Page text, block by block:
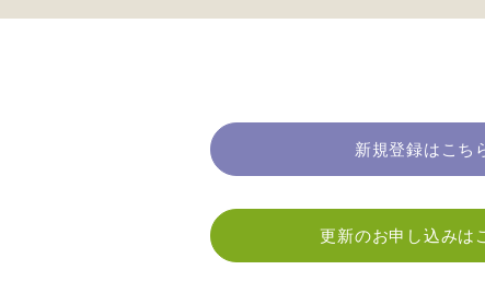
新規登録はこち
更新のお申し込みは